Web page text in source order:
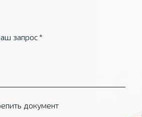
запрос
документ